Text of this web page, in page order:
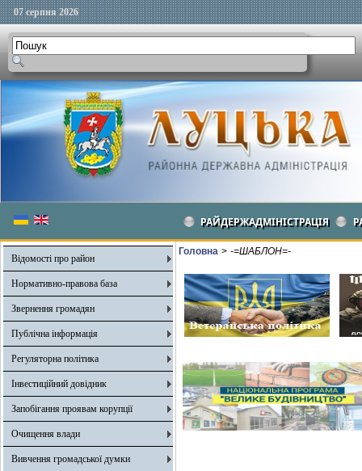
07 серпня 2026
РАЙДЕРЖАДМІНІСТРАЦІЯ
Відомості про район
Нормативно-правова база
Звернення громадян
Публічна інформація
Регуляторна політика
Інвестиційний довідник
Запобігання проявам корупції
Очищення влади
Вивчення громадської думки
Головна > -=ШАБЛОН=-